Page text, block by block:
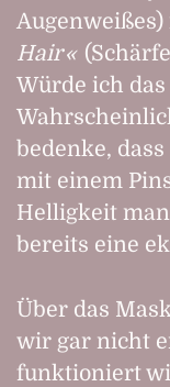
Hair
Würde ich
bedenke,
mit einem
Helligkeit
bereits eine
Über das
wir gar nicht
funktioniert